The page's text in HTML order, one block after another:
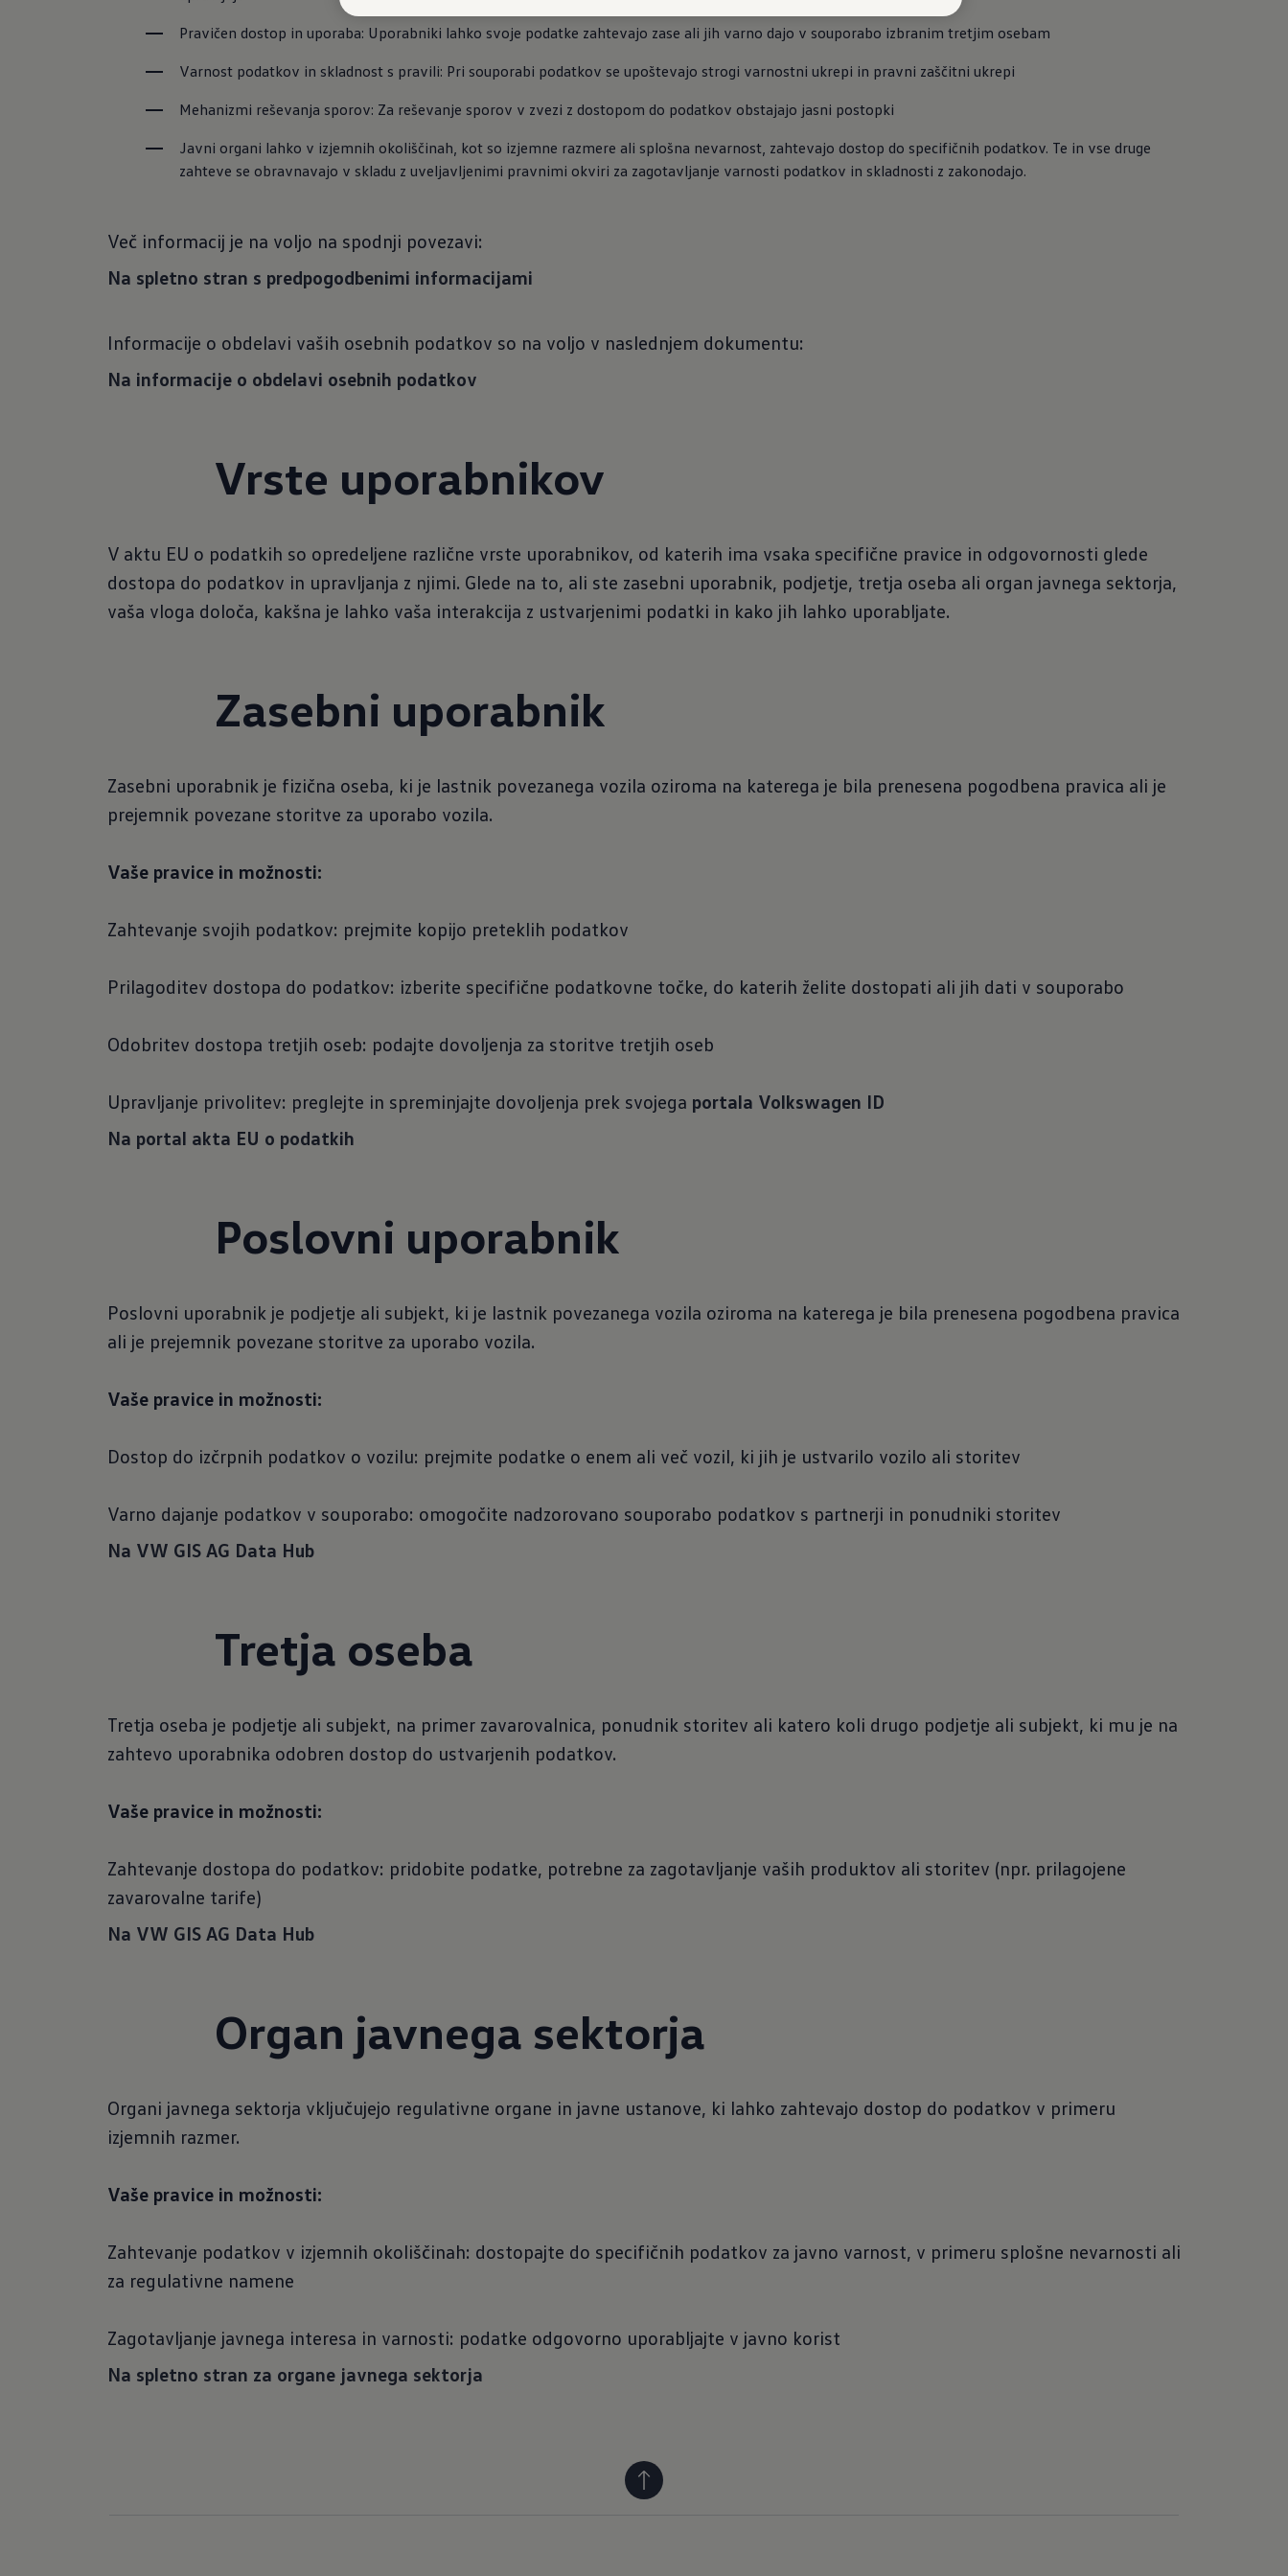
Pravičen dostop in uporaba: Uporabniki lahko svoje podatke zahtevajo zase ali jih varno dajo v souporabo izbranim tretjim osebam
Varnost podatkov in skladnost s pravili: Pri souporabi podatkov se upoštevajo strogi varnostni ukrepi in pravni zaščitni ukrepi
Mehanizmi reševanja sporov: Za reševanje sporov v zvezi z dostopom do podatkov obstajajo jasni postopki
Javni organi lahko v izjemnih okoliščinah, kot so izjemne razmere ali splošna nevarnost, zahtevajo dostop do specifičnih podatkov. Te in vse druge
zahteve se obravnavajo v skladu z uveljavljenimi pravnimi okviri za zagotavljanje varnosti podatkov in skladnosti z zakonodajo.
Več informacij je na voljo na spodnji povezavi:
Na spletno stran s predpogodbenimi informacijami
Informacije o obdelavi vaših osebnih podatkov so na voljo v naslednjem dokumentu:
Na informacije o obdelavi osebnih podatkov
Vrste uporabnikov
V aktu EU o podatkih so opredeljene različne vrste uporabnikov, od katerih ima vsaka specifične pravice in odgovornosti glede
dostopa do podatkov in upravljanja z njimi. Glede na to, ali ste zasebni uporabnik, podjetje, tretja oseba ali organ javnega sektorja,
vaša vloga določa, kakšna je lahko vaša interakcija z ustvarjenimi podatki in kako jih lahko uporabljate.
Zasebni uporabnik
Zasebni uporabnik je fizična oseba, ki je lastnik povezanega vozila oziroma na katerega je bila prenesena pogodbena pravica ali je
prejemnik povezane storitve za uporabo vozila.
Vaše pravice in možnosti:
Zahtevanje svojih podatkov: prejmite kopijo preteklih podatkov
Prilagoditev dostopa do podatkov: izberite specifične podatkovne točke, do katerih želite dostopati ali jih dati v souporabo
Odobritev dostopa tretjih oseb: podajte dovoljenja za storitve tretjih oseb
Upravljanje privolitev: preglejte in spreminjajte dovoljenja prek svojega portala Volkswagen ID
Na portal akta EU o podatkih
Poslovni uporabnik
Poslovni uporabnik je podjetje ali subjekt, ki je lastnik povezanega vozila oziroma na katerega je bila prenesena pogodbena pravica
ali je prejemnik povezane storitve za uporabo vozila.
Vaše pravice in možnosti:
Dostop do izčrpnih podatkov o vozilu: prejmite podatke o enem ali več vozil, ki jih je ustvarilo vozilo ali storitev
Varno dajanje podatkov v souporabo: omogočite nadzorovano souporabo podatkov s partnerji in ponudniki storitev
Na VW GIS AG Data Hub
Tretja oseba
Tretja oseba je podjetje ali subjekt, na primer zavarovalnica, ponudnik storitev ali katero koli drugo podjetje ali subjekt, ki mu je na
zahtevo uporabnika odobren dostop do ustvarjenih podatkov.
Vaše pravice in možnosti:
Zahtevanje dostopa do podatkov: pridobite podatke, potrebne za zagotavljanje vaših produktov ali storitev (npr. prilagojene
zavarovalne tarife)
Na VW GIS AG Data Hub
Organ javnega sektorja
Organi javnega sektorja vključujejo regulativne organe in javne ustanove, ki lahko zahtevajo dostop do podatkov v primeru
izjemnih razmer.
Vaše pravice in možnosti:
Zahtevanje podatkov v izjemnih okoliščinah: dostopajte do specifičnih podatkov za javno varnost, v primeru splošne nevarnosti ali
za regulativne namene
Zagotavljanje javnega interesa in varnosti: podatke odgovorno uporabljajte v javno korist
Na spletno stran za organe javnega sektorja